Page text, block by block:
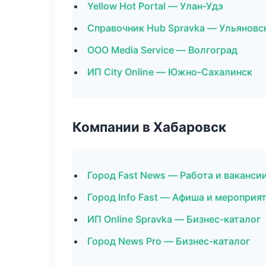
Yellow Hot Portal — Улан-Удэ
Справочник Hub Spravka —
ООО Media Service — Волгоград
ИП City Online — Южно-Сахалинск
Компании в Хабаровск
Город Fast News — Работа и
Город Info Fast — Афиша и
ИП Online Spravka — Бизнес-каталог
Город News Pro — Бизнес-каталог